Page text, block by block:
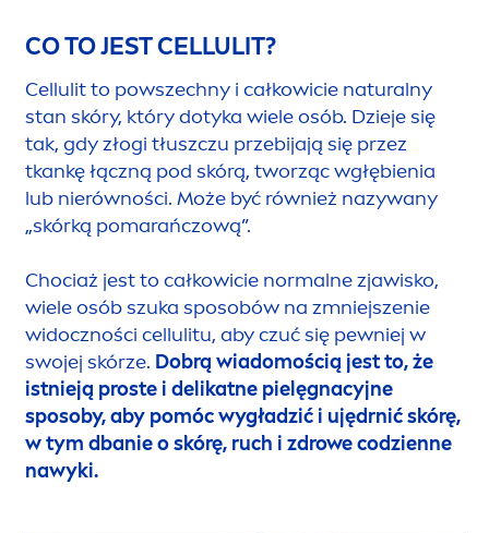
CO TO JEST CELLULIT?
Cellulit to powszechny i całkowicie naturalny
stan skóry, który dotyka wiele osób. Dzieje się
tak, gdy złogi tłuszczu przebijają się przez
tkankę łączną pod skórą, tworząc wgłębienia
lub nierówności. Może być również nazywany
„skórką pomarańczową”.
Chociaż jest to całkowicie normalne zjawisko,
wiele osób szuka sposobów na zmniejszenie
widoczności cellulitu, aby czuć się pewniej w
swojej skórze. Dobrą wiadomością jest to, że
istnieją proste i delikatne pielęgnacyjne
sposoby, aby pomóc wygładzić i ujędrnić skórę,
w tym dbanie o skórę, ruch i zdrowe codzienne
nawyki.